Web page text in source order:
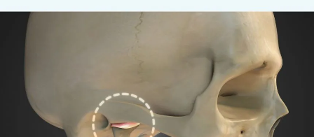
Спросите стоматолога
Для стоматологов:
Терапия